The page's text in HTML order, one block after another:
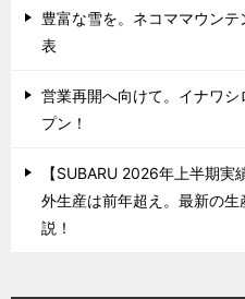
豊富な雪を。ネコママウン
表
営業再開へ向けて。イナワ
プン！
【SUBARU 2026年上半期
外生産は前年超え。最新の
説！